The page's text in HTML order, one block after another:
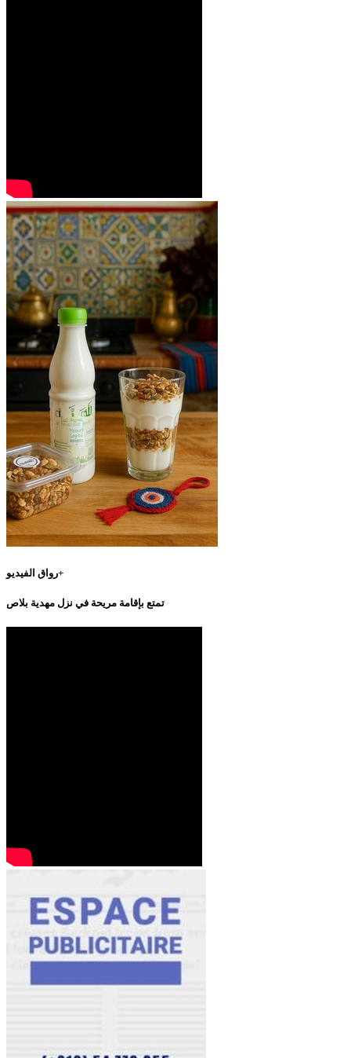
رواق الفيديو+
تمتع بإقامة مريحة في نزل مهدية بلاص